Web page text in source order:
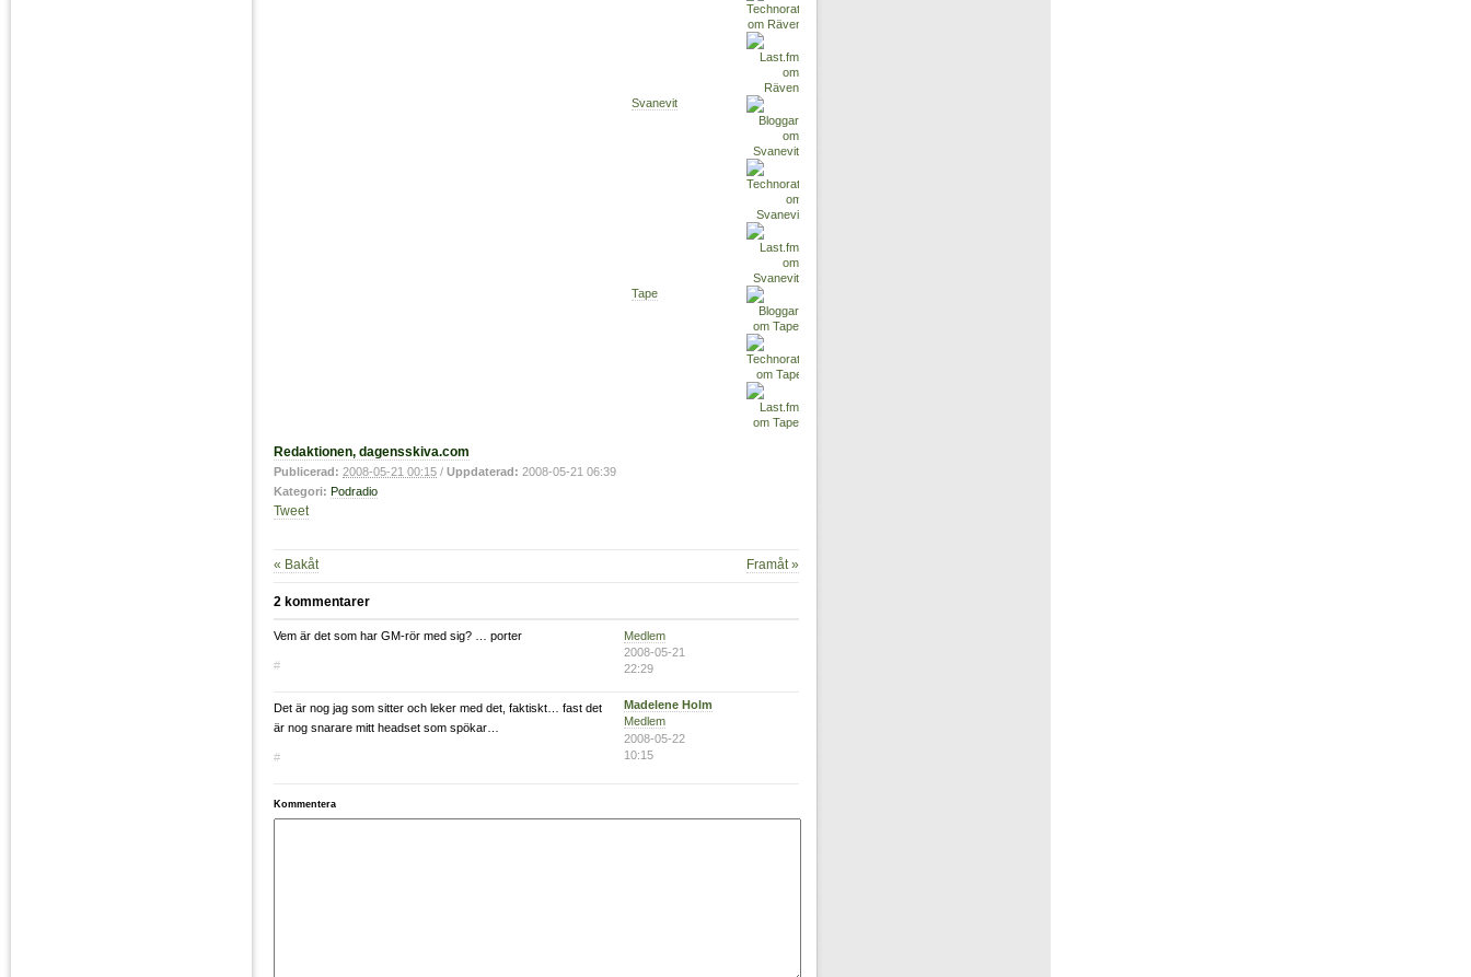
Svanevit
Tape
Redaktionen, dagensskiva.com
Publicerad: 2008-05-21 00:15 / Uppdaterad: 2008-05-21 06:39
Kategori: Podradio
Tweet
« Bakåt Framåt »
2 kommentarer
Vem är det som har GM-rör med sig? … porter
#
Medlem
2008-05-21
22:29
Det är nog jag som sitter och leker med det, faktiskt… fast det
är nog snarare mitt headset som spökar…
#
Madelene Holm
Medlem
2008-05-22
10:15
Kommentera